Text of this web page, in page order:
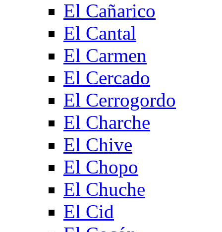
El Cañarico
El Cantal
El Carmen
El Cercado
El Cerrogordo
El Charche
El Chive
El Chopo
El Chuche
El Cid